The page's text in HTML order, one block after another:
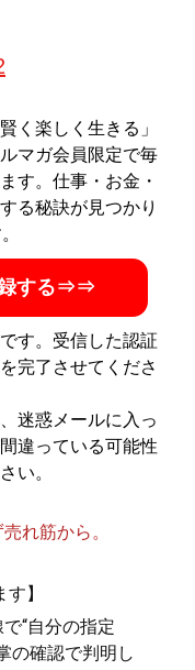
く楽しく生きる」
マガ会員限定で毎
す。仕事・お金・
る秘訣が見つかり
録する⇒⇒
す。受信した認証
完了させてくださ
迷惑メールに入っ
違っている可能性
い。
れ筋から。
】
“自分の指定
の確認で判明し